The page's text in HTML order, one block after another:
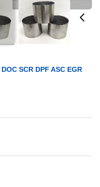
DOC SCR DPF ASC EGR کاتالیزور بستر فلزی برای اگزوز اتومبیل